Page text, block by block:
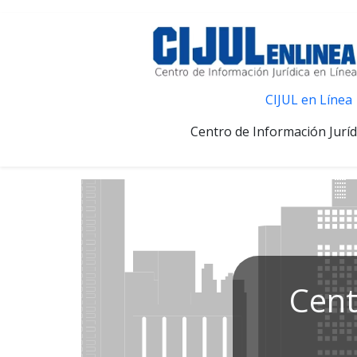
CIJUL en Línea
Centro de Información